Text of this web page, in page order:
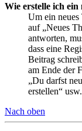
Wie erstelle ich
Um ein neues
auf „Neues
antworten,
dass eine
Beitrag
am Ende der
„Du darfst
erstellen“ usw.
Nach oben